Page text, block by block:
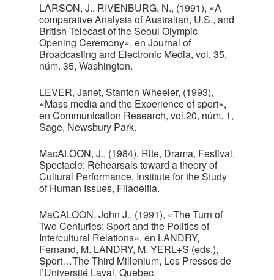
LARSON, J., RIVENBURG, N., (1991), «A
comparative Analysis of Australian, U.S., and
British Telecast of the Seoul Olympic
Opening Ceremony», en Journal of
Broadcasting and Electronic Media, vol. 35,
núm. 35, Washington.
LEVER, Janet, Stanton Wheeler, (1993),
«Mass media and the Experience of sport»,
en Communication Research, vol.20, núm. 1,
Sage, Newsbury Park.
MacALOON, J., (1984), Rite, Drama, Festival,
Spectacle: Rehearsals toward a theory of
Cultural Performance, Institute for the Study
of Human Issues, Filadelfia.
MaCALOON, John J., (1991), «The Turn of
Two Centuries: Sport and the Politics of
Intercultural Relations», en LANDRY,
Fernand, M. LANDRY, M. YERL+S (eds.),
Sport…The Third Millenium, Les Presses de
l’Université Laval, Quebec.